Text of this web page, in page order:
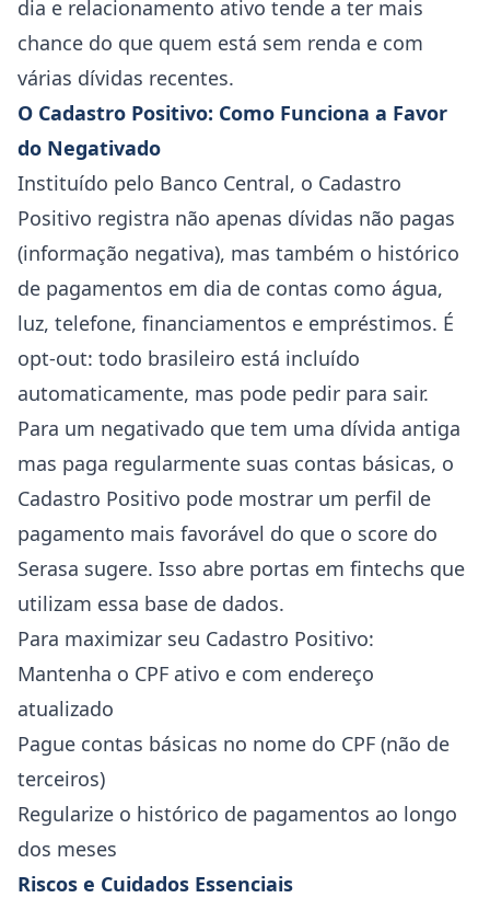
dia e relacionamento ativo tende a ter mais
chance do que quem está sem renda e com
várias dívidas recentes.
O Cadastro Positivo: Como Funciona a Favor
do Negativado
Instituído pelo Banco Central, o Cadastro
Positivo registra não apenas dívidas não pagas
(informação negativa), mas também o histórico
de pagamentos em dia de contas como água,
luz, telefone, financiamentos e empréstimos. É
opt-out: todo brasileiro está incluído
automaticamente, mas pode pedir para sair.
Para um negativado que tem uma dívida antiga
mas paga regularmente suas contas básicas, o
Cadastro Positivo pode mostrar um perfil de
pagamento mais favorável do que o score do
Serasa sugere. Isso abre portas em fintechs que
utilizam essa base de dados.
Para maximizar seu Cadastro Positivo:
Mantenha o CPF ativo e com endereço
atualizado
Pague contas básicas no nome do CPF (não de
terceiros)
Regularize o histórico de pagamentos ao longo
dos meses
Riscos e Cuidados Essenciais